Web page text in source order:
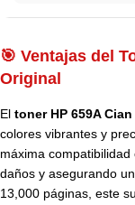
🎯 Ventajas del
Original
El toner HP 659A Cian
colores vibrantes y
máxima
daños y asegurando
13,000 páginas, este